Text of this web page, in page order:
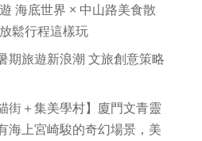
海底世界 × 中山路美食散
鬆行程這樣玩
期旅遊新浪潮 文旅創意策略
街＋集美學村】廈門文青靈
海上宮崎駿的奇幻場景，美